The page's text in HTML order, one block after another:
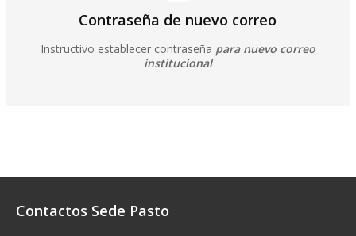
Contraseña de nuevo correo
Instructivo establecer contraseña para nuevo correo
institucional
Contactos Sede Pasto